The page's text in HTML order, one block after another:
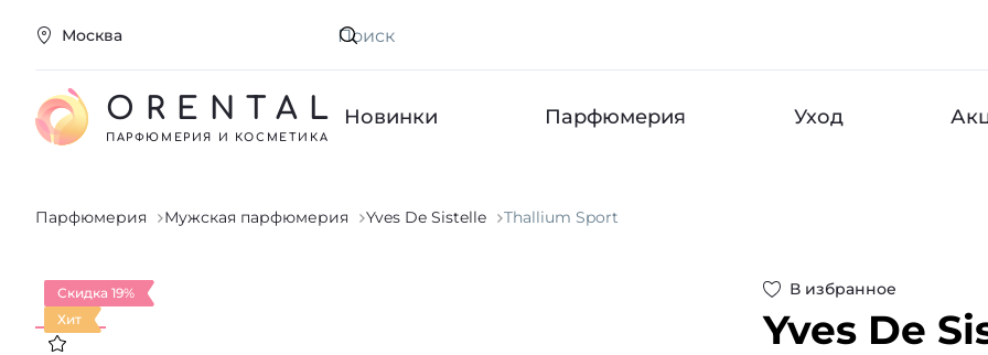
Москва Искать
ORENTAL
ПАРФЮМЕРИЯ И КОСМЕТИКА
Новинки Парфюмерия Уход
Парфюмерия Мужская парфюмерия Yves De Sistelle Thallium Sport
В избранное
Yves De
Скидка 19%
Хит